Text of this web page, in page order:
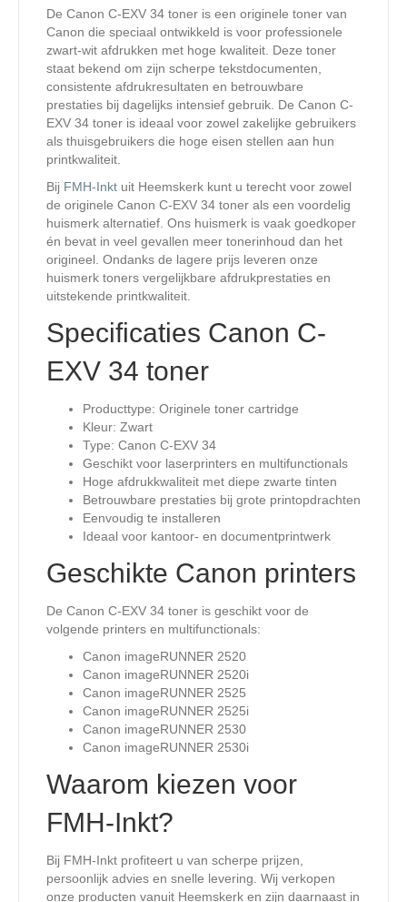
De Canon C-EXV 34 toner is een originele toner van
Canon die speciaal ontwikkeld is voor professionele
zwart-wit afdrukken met hoge kwaliteit. Deze toner
staat bekend om zijn scherpe tekstdocumenten,
consistente afdrukresultaten en betrouwbare
prestaties bij dagelijks intensief gebruik. De Canon C-
EXV 34 toner is ideaal voor zowel zakelijke gebruikers
als thuisgebruikers die hoge eisen stellen aan hun
printkwaliteit.
Bij FMH-Inkt uit Heemskerk kunt u terecht voor zowel
de originele Canon C-EXV 34 toner als een voordelig
huismerk alternatief. Ons huismerk is vaak goedkoper
én bevat in veel gevallen meer tonerinhoud dan het
origineel. Ondanks de lagere prijs leveren onze
huismerk toners vergelijkbare afdrukprestaties en
uitstekende printkwaliteit.
Specificaties Canon C-
EXV 34 toner
Producttype: Originele toner cartridge
Kleur: Zwart
Type: Canon C-EXV 34
Geschikt voor laserprinters en multifunctionals
Hoge afdrukkwaliteit met diepe zwarte tinten
Betrouwbare prestaties bij grote printopdrachten
Eenvoudig te installeren
Ideaal voor kantoor- en documentprintwerk
Geschikte Canon printers
De Canon C-EXV 34 toner is geschikt voor de
volgende printers en multifunctionals:
Canon imageRUNNER 2520
Canon imageRUNNER 2520i
Canon imageRUNNER 2525
Canon imageRUNNER 2525i
Canon imageRUNNER 2530
Canon imageRUNNER 2530i
Waarom kiezen voor
FMH-Inkt?
Bij FMH-Inkt profiteert u van scherpe prijzen,
persoonlijk advies en snelle levering. Wij verkopen
onze producten vanuit Heemskerk en zijn daarnaast in